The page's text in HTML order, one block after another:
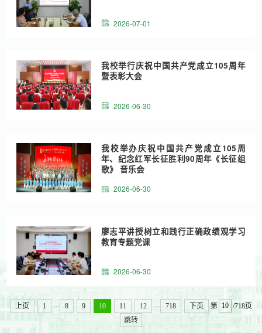
2026-07-01
我校举行庆祝中国共产党成立105周年
暨表彰大会
2026-06-30
我校举办庆祝中国共产党成立105周
年、纪念红军长征胜利90周年《长征组
歌》 音乐会
2026-06-30
廖志平讲授树立和践行正确政绩观学习
教育专题党课
2026-06-30
上页 1 ... 8 9 10 11 12 ... 718 下页 第
/718页
跳转